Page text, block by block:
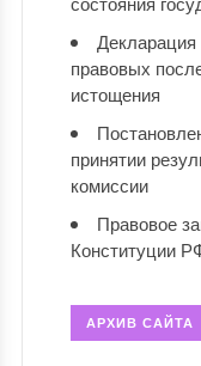
правовых
истощения
принятии
комиссии
Правовое
Конституции
АРХИВ САЙТА